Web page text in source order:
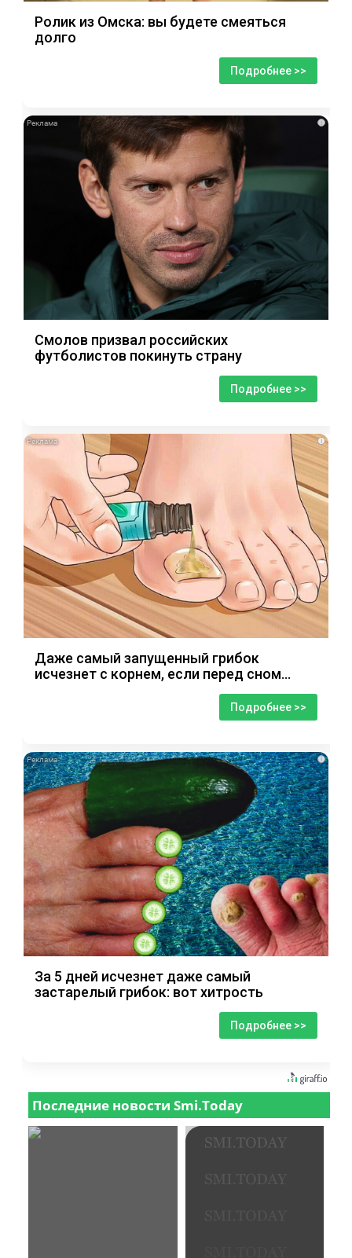
Ролик из Омска: вы будете смеяться
долго
Подробнее >>
i
Смолов призвал российских
футболистов покинуть страну
Подробнее >>
i
Даже самый запущенный грибок
исчезнет с корнем, если перед сном…
Подробнее >>
i
За 5 дней исчезнет даже самый
застарелый грибок: вот хитрость
Подробнее >>